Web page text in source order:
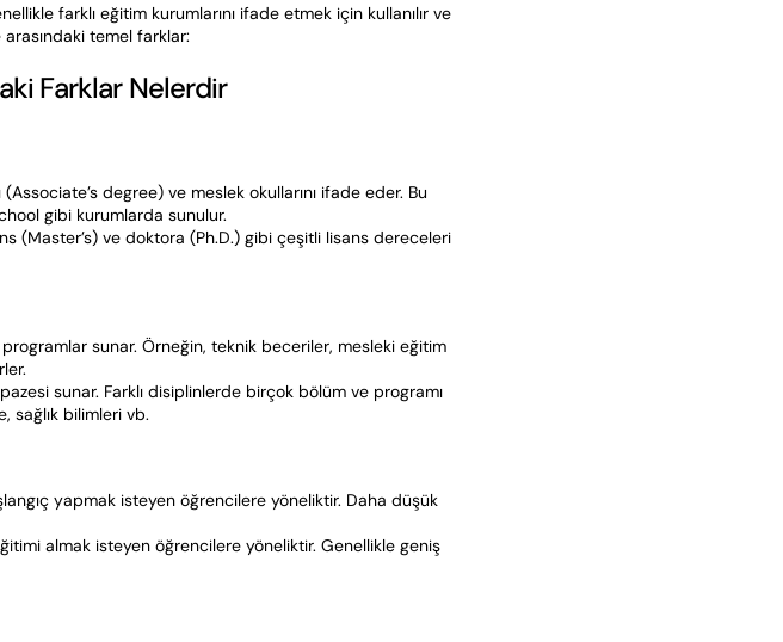
farklı eğitim kurumlarını ifade etmek için kullanılır ve
temel farklar:
Farklar Nelerdir
degree) ve meslek okullarını ifade eder. Bu
gibi kurumlarda sunulur.
(Master’s) ve doktora (Ph.D.) gibi çeşitli lisans dereceleri
sunar. Örneğin, teknik beceriler, mesleki eğitim
sunar. Farklı disiplinlerde birçok bölüm ve programı
sağlık bilimleri vb.
yapmak isteyen öğrencilere yöneliktir. Daha düşük
almak isteyen öğrencilere yöneliktir. Genellikle geniş